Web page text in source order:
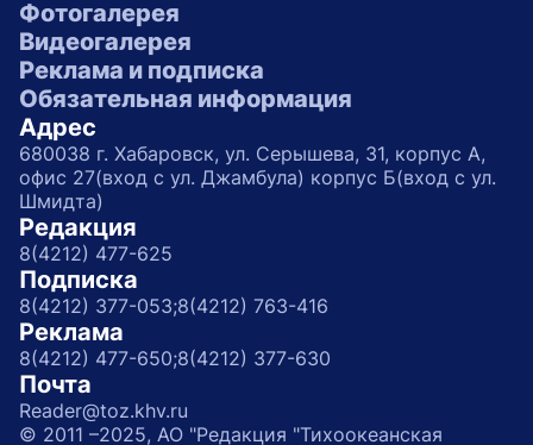
Фотогалерея
Видеогалерея
Реклама и подписка
Обязательная информация
Адрес
680038 г. Хабаровск, ул. Серышева, 31, корпус А,
офис 27(вход с ул. Джамбула) корпус Б(вход с ул.
Шмидта)
Редакция
8(4212) 477-625
Подписка
8(4212) 377-053;8(4212) 763-416
Реклама
8(4212) 477-650;8(4212) 377-630
Почта
Reader@toz.khv.ru
© 2011 –2025, АО "Редакция "Тихоокеанская